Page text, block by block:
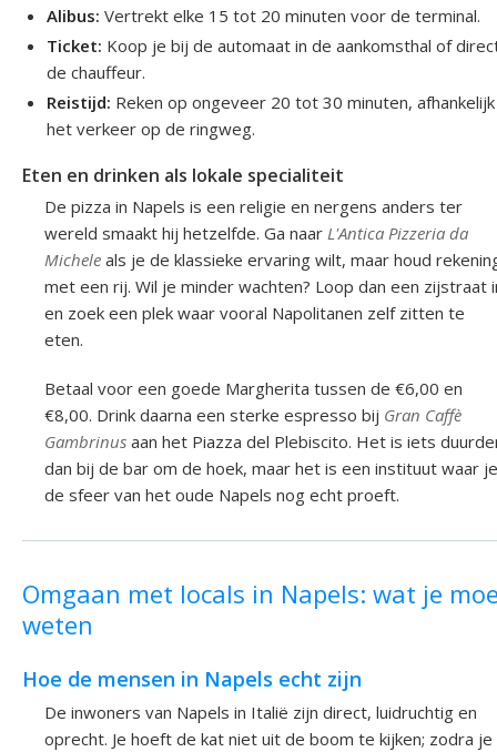
Alibus: Vertrekt elke 15 tot 20 minuten voor de terminal.
Ticket: Koop je bij de automaat in de aankomsthal of
de chauffeur.
Reistijd: Reken op ongeveer 20 tot 30 minuten,
het verkeer op de ringweg.
Eten en drinken als lokale specialiteit
De pizza in Napels is een religie en nergens anders ter
wereld smaakt hij hetzelfde. Ga naar L'Antica Pizzeria da
Michele als je de klassieke ervaring wilt, maar houd
met een rij. Wil je minder wachten? Loop dan een zijstraat
en zoek een plek waar vooral Napolitanen zelf zitten te
eten.
Betaal voor een goede Margherita tussen de €6,00 en
€8,00. Drink daarna een sterke espresso bij Gran Caffè
Gambrinus aan het Piazza del Plebiscito. Het is iets
dan bij de bar om de hoek, maar het is een instituut waar je
de sfeer van het oude Napels nog echt proeft.
Omgaan met locals in Napels: wat je
weten
Hoe de mensen in Napels echt zijn
De inwoners van Napels in Italië zijn direct, luidruchtig en
oprecht. Je hoeft de kat niet uit de boom te kijken; zodra je